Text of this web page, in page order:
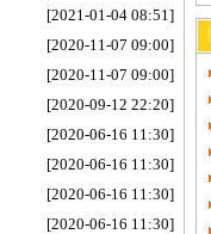
[2021-01-04 08:51]
[2020-11-07 09:00]
[2020-11-07 09:00]
[2020-09-12 22:20]
[2020-06-16 11:30]
[2020-06-16 11:30]
[2020-06-16 11:30]
[2020-06-16 11:30]